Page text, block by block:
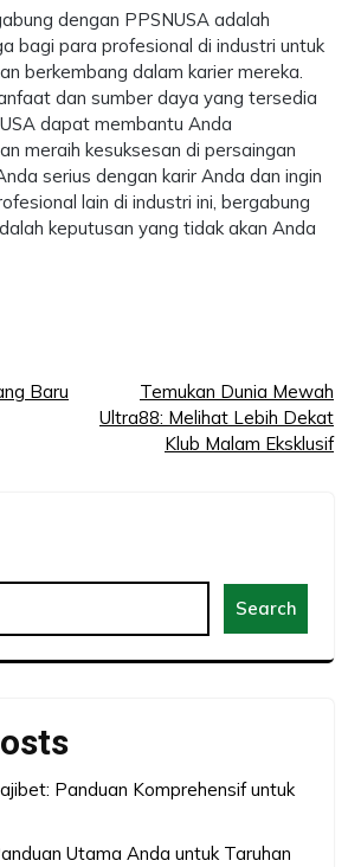
dengan PPSNUSA adalah
bagi para profesional di industri untuk
berkembang dalam karier mereka.
dan sumber daya yang tersedia
dapat membantu Anda
meraih kesuksesan di persaingan
serius dengan karir Anda dan ingin
lain di industri ini, bergabung
keputusan yang tidak akan Anda
Baru
Temukan Dunia Mewah
Ultra88: Melihat Lebih Dekat
Klub Malam Eksklusif
Search
Panduan Komprehensif untuk
Utama Anda untuk Taruhan